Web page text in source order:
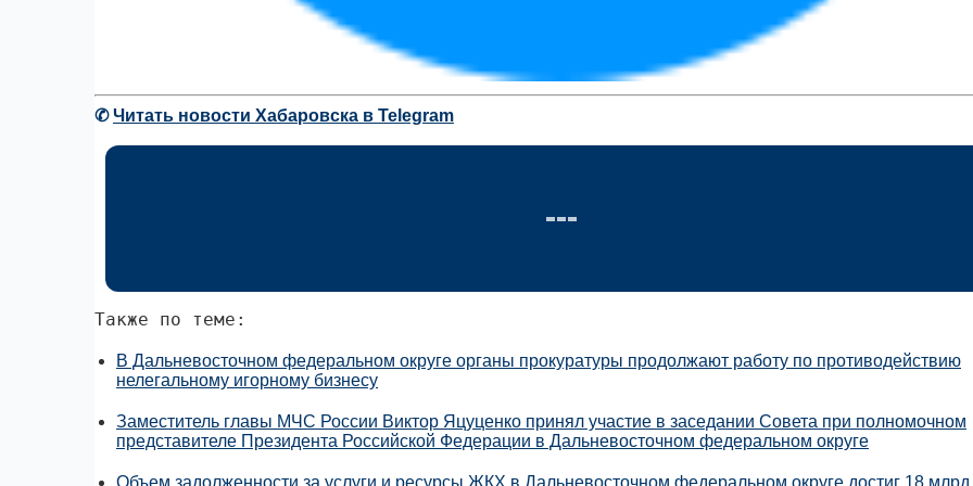
✆Читать новости Хабаровска в Telegram
Также по теме:
В Дальневосточном федеральном округе органы прокуратуры продолжают работу по противодействию
нелегальному игорному бизнесу
Заместитель главы МЧС России Виктор Яцуценко принял участие в заседании Совета при полномочном
представителе Президента Российской Федерации в Дальневосточном федеральном округе
Объем задолженности за услуги и ресурсы ЖКХ в Дальневосточном федеральном округе достиг 18 млрд.